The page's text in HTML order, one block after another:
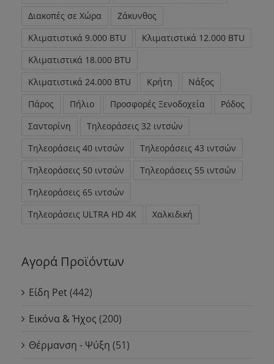
Διακοπές σε Χώρα
Ζάκυνθος
Κλιματιστικά 9.000 BTU
Κλιματιστικά 12.000 BTU
Κλιματιστικά 18.000 BTU
Κλιματιστικά 24.000 BTU
Κρήτη
Νάξος
Πάρος
Πήλιο Προσφορές Ξενοδοχεία
Ρόδος
Σαντορίνη
Τηλεοράσεις 32 ιντσών
Τηλεοράσεις 40 ιντσών
Τηλεοράσεις 43 ιντσών
Τηλεοράσεις 50 ιντσών
Τηλεοράσεις 55 ιντσών
Τηλεοράσεις 65 ιντσών
Τηλεοράσεις ULTRA HD 4K
Χαλκιδική
Αγορά Προϊόντων
Είδη Pet(442)
Εικόνα & Ήχος (200)
Θέρμανση - Ψύξη (51)